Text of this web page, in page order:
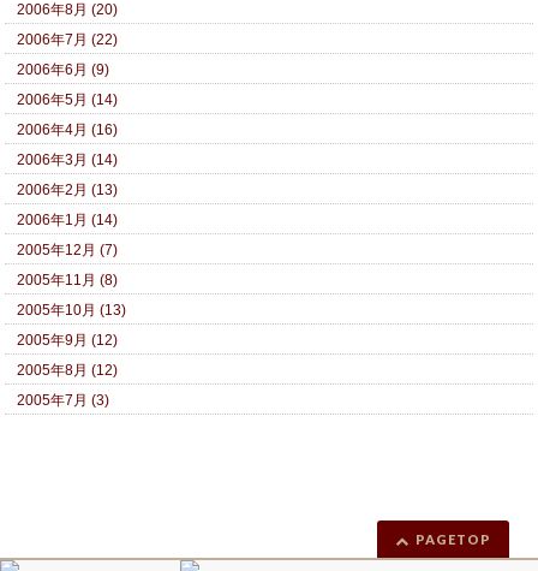
2006年8月 (20)
2006年7月 (22)
2006年6月 (9)
2006年5月 (14)
2006年4月 (16)
2006年3月 (14)
2006年2月 (13)
2006年1月 (14)
2005年12月 (7)
2005年11月 (8)
2005年10月 (13)
2005年9月 (12)
2005年8月 (12)
2005年7月 (3)
PAGETOP